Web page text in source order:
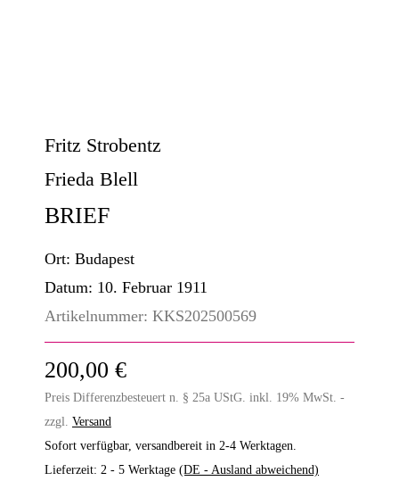
Fritz Strobentz
Frieda Blell
BRIEF
Ort: Budapest
Datum: 10. Februar 1911
Artikelnummer: KKS202500569
200,00 €
Preis Differenzbesteuert n. § 25a UStG. inkl. 19% MwSt. -
zzgl. Versand
Sofort verfügbar, versandbereit in 2-4 Werktagen.
Lieferzeit: 2 - 5 Werktage (DE - Ausland abweichend)